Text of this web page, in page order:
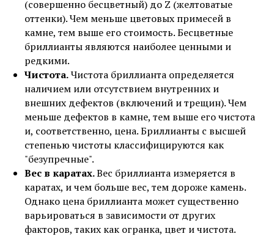
(совершенно бесцветный) до Z (желтоватые
оттенки). Чем меньше цветовых примесей в
камне, тем выше его стоимость. Бесцветные
бриллианты являются наиболее ценными и
редкими.
Чистота.Чистота бриллианта определяется
наличием или отсутствием внутренних и
внешних дефектов (включений и трещин). Чем
меньше дефектов в камне, тем выше его чистота
и, соответственно, цена. Бриллианты с высшей
степенью чистоты классифицируются как
"безупречные".
Вес в каратах.Вес бриллианта измеряется в
каратах, и чем больше вес, тем дороже камень.
Однако цена бриллианта может существенно
варьироваться в зависимости от других
факторов, таких как огранка, цвет и чистота.